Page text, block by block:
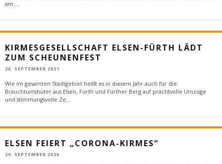
am ...
KIRMESGESELLSCHAFT ELSEN-FÜRTH LÄDT
ZUM SCHEUNENFEST
26. SEPTEMBER 2021
Wie im gesamten Stadtgebiet heißt es in diesem Jahr auch für die
Brauchtumshüter aus Elsen, Fürth und Fürther Berg auf prachtvolle Umzüge
und stimmungsvolle Ze
ELSEN FEIERT „CORONA-KIRMES“
29. SEPTEMBER 2020